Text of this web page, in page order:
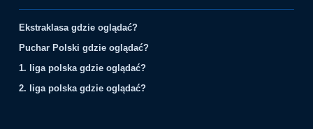
Ekstraklasa gdzie oglądać?
Puchar Polski gdzie oglądać?
1. liga polska gdzie oglądać?
2. liga polska gdzie oglądać?